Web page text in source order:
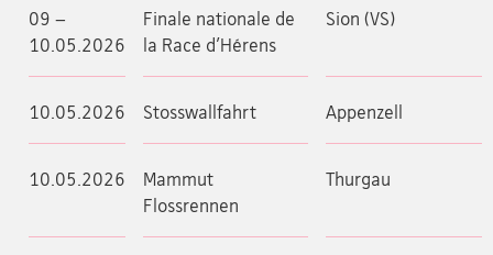
09 –
10.05.2026
Finale nationale de
la Race d'Hérens
Sion (VS)
10.05.2026 Stosswallfahrt Appenzell
10.05.2026
Mammut
Flossrennen
Thurgau